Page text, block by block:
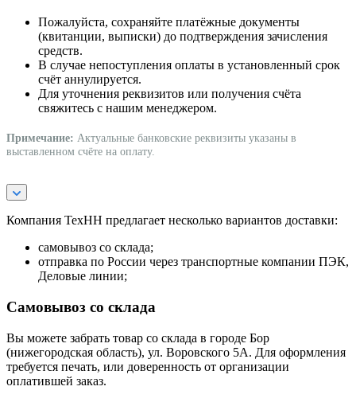
Пожалуйста, сохраняйте платёжные документы
(квитанции, выписки) до подтверждения зачисления
средств.
В случае непоступления оплаты в установленный срок
счёт аннулируется.
Для уточнения реквизитов или получения счёта
свяжитесь с нашим менеджером.
Примечание: Актуальные банковские реквизиты указаны в
выставленном счёте на оплату.
Компания ТехНН предлагает несколько вариантов доставки:
самовывоз со склада;
отправка по России через транспортные компании ПЭК,
Деловые линии;
Самовывоз со склада
Вы можете забрать товар со склада в городе Бор
(нижегородская область), ул. Воровского 5А. Для оформления
требуется печать, или доверенность от организации
оплатившей заказ.